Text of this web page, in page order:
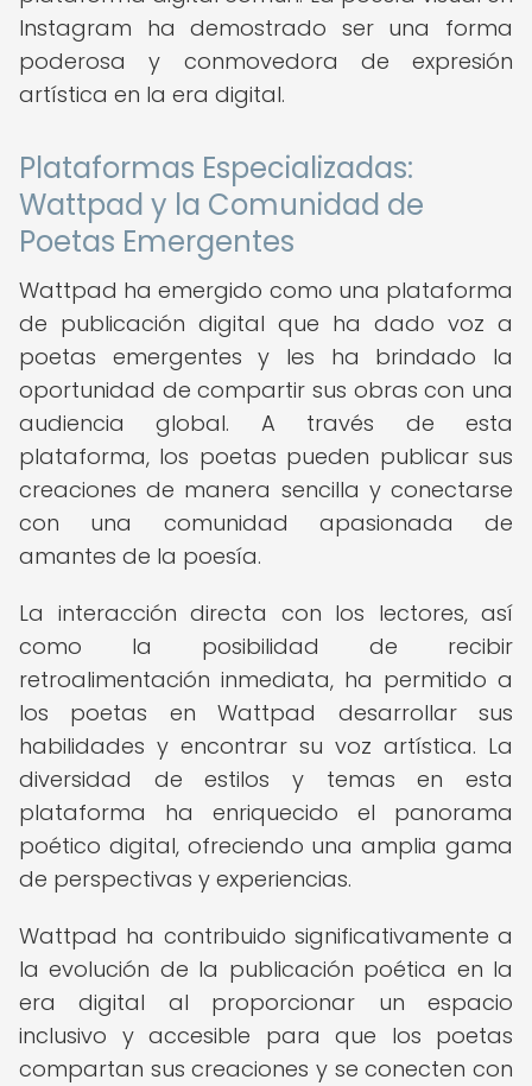
Instagram ha demostrado ser una forma
poderosa y conmovedora de expresión
artística en la era digital.
Plataformas Especializadas:
Wattpad y la Comunidad de
Poetas Emergentes
Wattpad ha emergido como una plataforma
de publicación digital que ha dado voz a
poetas emergentes y les ha brindado la
oportunidad de compartir sus obras con una
audiencia global. A través de esta
plataforma, los poetas pueden publicar sus
creaciones de manera sencilla y conectarse
con una comunidad apasionada de
amantes de la poesía.
La interacción directa con los lectores, así
como la posibilidad de recibir
retroalimentación inmediata, ha permitido a
los poetas en Wattpad desarrollar sus
habilidades y encontrar su voz artística. La
diversidad de estilos y temas en esta
plataforma ha enriquecido el panorama
poético digital, ofreciendo una amplia gama
de perspectivas y experiencias.
Wattpad ha contribuido significativamente a
la evolución de la publicación poética en la
era digital al proporcionar un espacio
inclusivo y accesible para que los poetas
compartan sus creaciones y se conecten con